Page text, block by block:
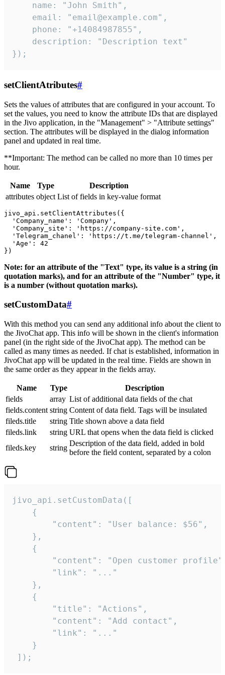
    name: "John Smith",
    email: "email@example.com",
    phone: "+14084987855",
    description: "Description text"
});
setClientAtributes#
Sets the values ​​of attributes that are configured in your account. To
set the values, you need to know the attribute IDs that are displayed
in the Jivo application, in the "Management" > "Attribute settings"
section. The attributes will be displayed in the dialog information
panel and updated in real time.
**Important: The method can be called no more than 10 times per
hour.
Name Type
Description
attributes object List of fields in key-value format
jivo_api.setClientAttributes({
  'Company_name': 'Company',
  'Company_site': 'https://company-site.com',
  'Telegram_chanel': 'https://t.me/telegram-channel',
  'Age': 42
Note: for an attribute of the "Text" type, its value is a string (in
quotation marks), and for an attribute of the "Number" type, it
is a number (without quotation marks).
setCustomData#
With this method you can send any additional info about the client to
the JivoChat app. This info will be shown in the client's information
panel (in the right side of the JivoChat app). The method can be
called as many times as needed. If chat is established, information in
JivoChat app will be updated in the real time. Fields are shown in
the same order as they appear in the fields array.
Name Type
Description
fields
array List of additional data fields of the chat
fields.content string Content of data field. Tags will be insulated
fileds.title
string Title shown above a data field
fileds.link
string URL that opens when the data field is clicked
fileds.key
string
Description of the data field, added in bold
before the field content, separated by a colon
jivo_api.setCustomData([
    {
        "content": "User balance: $56",
    },
    {
"content": "Open customer
        "link": "..."
    },
    {
        "title": "Actions",
        "content": "Add contact",
        "link": "..."
    }
]);